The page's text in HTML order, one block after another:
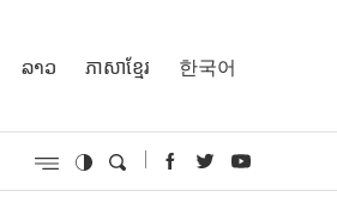
ລາວ ភាសាខ្មែរ 한국어